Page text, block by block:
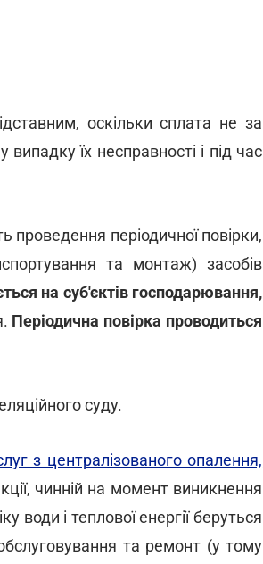
оскільки сплата не за
їх несправності і під час
проведення періодичної повірки,
та монтаж) засобів
на суб'єктів господарювання,
Періодична повірка проводиться
суду.
з централізованого опалення,
чинній на момент виникнення
води і теплової енергії беруться
та ремонт (у тому